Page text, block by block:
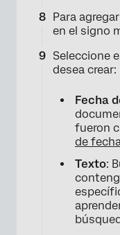
Para
en el signo
Seleccione
desea crear:
Fecha
fueron
de
Texto: